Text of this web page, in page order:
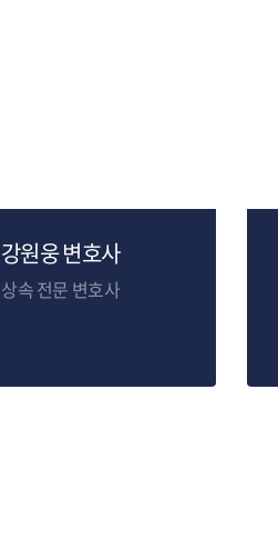
강원웅 변호사
상속 전문 변호사